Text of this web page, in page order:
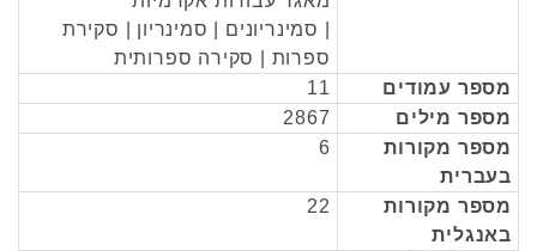
| סמינריונים | סמינריון | סקירת
ספרות | סקירה ספרותית
מספר עמודים
11
מספר מילים
2867
מספר מקורות
בעברית
6
מספר מקורות
באנגלית
22